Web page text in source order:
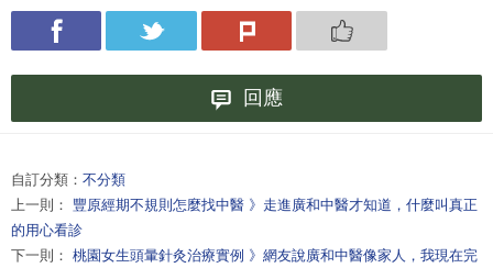
回應
自訂分類： 不分類
上一則： 豐原經期不規則怎麼找中醫 》走進廣和中醫才知道，什麼叫真正
的用心看診
下一則： 桃園女生頭暈針灸治療實例 》網友說廣和中醫像家人，我現在完